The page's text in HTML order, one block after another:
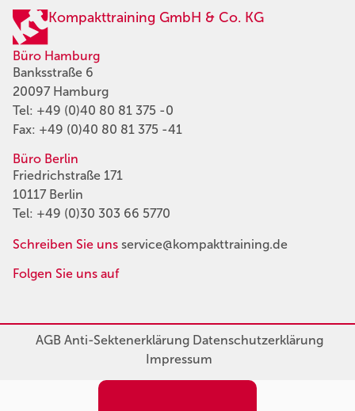
Kompakttraining GmbH & Co. KG
Büro Hamburg
Banksstraße 6
20097 Hamburg
Tel: +49 (0)40 80 81 375 -0
Fax: +49 (0)40 80 81 375 -41
Büro Berlin
Friedrichstraße 171
10117 Berlin
Tel: +49 (0)30 303 66 5770
Schreiben Sie uns service@kompakttraining.de
Folgen Sie uns auf
AGBAnti-SektenerklärungDatenschutzerklärung
Impressum